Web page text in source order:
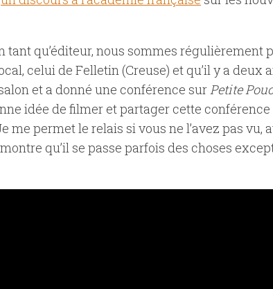
tant qu’éditeur, nous sommes régulièrement
celui de Felletin (Creuse) et qu’il y a deux
et a donné une conférence surPetite
idée de filmer et partager cette
me permet le relais si vous ne l’avez pas vu,
qu’il se passe parfois des choses